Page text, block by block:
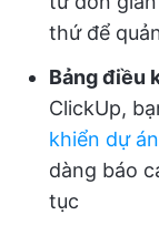
thứ để
Bảng điều
ClickUp,
khiển dự án
dàng báo
tục